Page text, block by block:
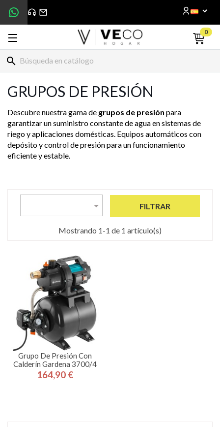
0
search
GRUPOS DE PRESIÓN
Descubre nuestra gama de grupos de presión para
garantizar un suministro constante de agua en sistemas de
riego y aplicaciones domésticas. Equipos automáticos con
depósito y control de presión para un funcionamiento
eficiente y estable.
 FILTRAR
Mostrando 1-1 de 1 artículo(s)
Grupo De Presión Con
Calderín Gardena 3700/4
Precio
164,90 €